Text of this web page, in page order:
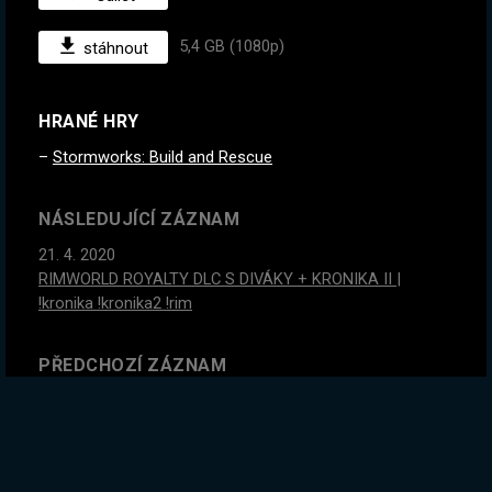
stáhnout 5,4 GB (1080p)
HRANÉ HRY
Stormworks: Build and Rescue
NÁSLEDUJÍCÍ ZÁZNAM
21. 4. 2020
RIMWORLD ROYALTY DLC S DIVÁKY + KRONIKA II |
!kronika !kronika2 !rim
PŘEDCHOZÍ ZÁZNAM